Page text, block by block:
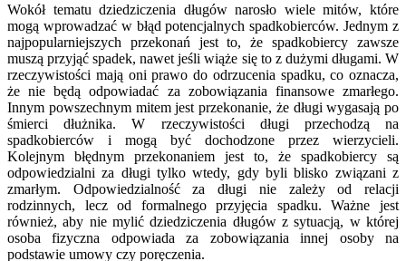
Wokół tematu dziedziczenia długów narosło wiele mitów, które
mogą wprowadzać w błąd potencjalnych spadkobierców. Jednym z
najpopularniejszych przekonań jest to, że spadkobiercy zawsze
muszą przyjąć spadek, nawet jeśli wiąże się to z dużymi długami. W
rzeczywistości mają oni prawo do odrzucenia spadku, co oznacza,
że nie będą odpowiadać za zobowiązania finansowe zmarłego.
Innym powszechnym mitem jest przekonanie, że długi wygasają po
śmierci dłużnika. W rzeczywistości długi przechodzą na
spadkobierców i mogą być dochodzone przez wierzycieli.
Kolejnym błędnym przekonaniem jest to, że spadkobiercy są
odpowiedzialni za długi tylko wtedy, gdy byli blisko związani z
zmarłym. Odpowiedzialność za długi nie zależy od relacji
rodzinnych, lecz od formalnego przyjęcia spadku. Ważne jest
również, aby nie mylić dziedziczenia długów z sytuacją, w której
osoba fizyczna odpowiada za zobowiązania innej osoby na
podstawie umowy czy poręczenia.